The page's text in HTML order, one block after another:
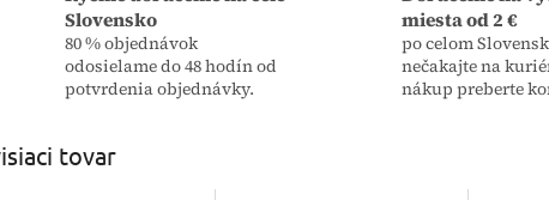
Slovensko
80 % objednávok
odosielame do 48 hodín od
potvrdenia objednávky.
miesta od 2 €
po celom
nečakajte na
nákup preberte
tovar